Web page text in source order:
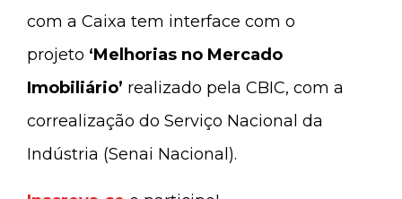
com a Caixa tem interface com o
projeto ‘Melhorias no Mercado
Imobiliário’ realizado pela CBIC, com a
correalização do Serviço Nacional da
Indústria (Senai Nacional).